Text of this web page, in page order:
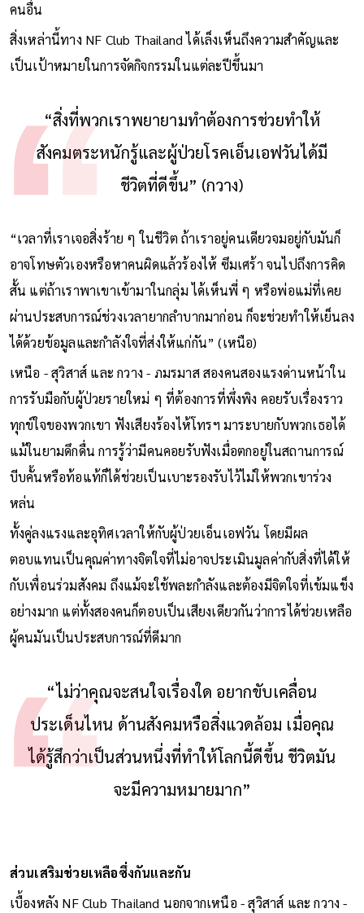
คนอื่น
สิ่งเหล่านี้ทาง NF Club Thailand ได้เล็งเห็นถึงความสำคัญและ
เป็นเป้าหมายในการจัดกิจกรรมในแต่ละปีขึ้นมา
“สิ่งที่พวกเราพยายามทำต้องการช่วยทำให้
สังคมตระหนักรู้และผู้ป่วยโรคเอ็นเอฟวันได้มี
ชีวิตที่ดีขึ้น” (กวาง)
“เวลาที่เราเจอสิ่งร้าย ๆ ในชีวิต ถ้าเราอยู่คนเดียวจมอยู่กับมันก็
อาจโทษตัวเองหรือหาคนผิดแล้วร้องไห้ ซึมเศร้า จนไปถึงการคิด
สั้น แต่ถ้าเราพาเขาเข้ามาในกลุ่ม ได้เห็นพี่ ๆ หรือพ่อแม่ที่เคย
ผ่านประสบการณ์ช่วงเวลายากลำบากมาก่อน ก็จะช่วยทำให้เย็นลง
ได้ด้วยข้อมูลและกำลังใจที่ส่งให้แก่กัน” (เหนือ)
เหนือ - สุวิสาส์ และ กวาง - ภมรมาส สองคนสองแรงด่านหน้าใน
การรับมือกับผู้ป่วยรายใหม่ ๆ ที่ต้องการที่พึ่งพิง คอยรับเรื่องราว
ทุกข์ใจของพวกเขา ฟังเสียงร้องไห้โทรฯ มาระบายกับพวกเธอได้
แม้ในยามดึกดื่น การรู้ว่ามีคนคอยรับฟังเมื่อตกอยู่ในสถานการณ์
บีบคั้นหรือท้อแท้ก็ได้ช่วยเป็นเบาะรองรับไว้ไม่ให้พวกเขาร่วง
หล่น
ทั้งคู่ลงแรงและอุทิศเวลาให้กับผู้ป่วยเอ็นเอฟวัน โดยมีผล
ตอบแทนเป็นคุณค่าทางจิตใจที่ไม่อาจประเมินมูลค่ากับสิ่งที่ได้ให้
กับเพื่อนร่วมสังคม ถึงแม้จะใช้พละกำลังและต้องมีจิตใจที่เข้มแข็ง
อย่างมาก แต่ทั้งสองคนก็ตอบเป็นเสียงเดียวกันว่าการได้ช่วยเหลือ
ผู้คนมันเป็นประสบการณ์ที่ดีมาก
“ไม่ว่าคุณจะสนใจเรื่องใด อยากขับเคลื่อน
ประเด็นไหน ด้านสังคมหรือสิ่งแวดล้อม เมื่อคุณ
ได้รู้สึกว่าเป็นส่วนหนึ่งที่ทำให้โลกนี้ดีขึ้น ชีวิตมัน
จะมีความหมายมาก”
ส่วนเสริมช่วยเหลือซึ่งกันและกัน
เบื้องหลัง NF Club Thailand นอกจากเหนือ - สุวิสาส์ และ กวาง -